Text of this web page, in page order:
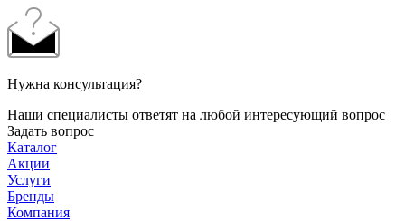
Нужна консультация?
Наши специалисты ответят на любой интересующий вопрос
Задать вопрос
Каталог
Акции
Услуги
Бренды
Компания